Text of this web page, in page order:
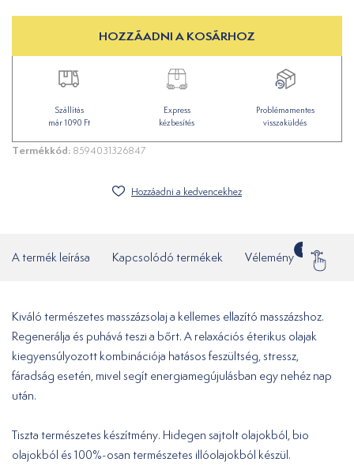
HOZZÁADNI A KOSÁRHOZ
Szállítás
már 1090 Ft
Express
kézbesítés
Problémamentes
visszaküldés
Termékkód: 8594031326847
Hozzáadni a kedvencekhez
A termék leírása Kapcsolódó termékek Vélemény
1
Kiváló természetes masszázsolaj a kellemes ellazító masszázshoz.
Regenerálja és puhává teszi a bőrt. A relaxációs éterikus olajak
kiegyensúlyozott kombinációja hatásos feszültség, stressz,
fáradság esetén, mivel segít energiamegújulásban egy nehéz nap
után.
Tiszta természetes készítmény. Hidegen sajtolt olajokból, bio
olajokból és 100%-osan természetes illóolajokból készül.